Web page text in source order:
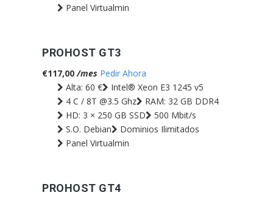
Panel Virtualmin
PROHOST GT3
€117,00/mes Pedir Ahora
Alta: 60 €
Intel® Xeon E3 1245 v5
4 C / 8T @3.5 Ghz
RAM: 32 GB DDR4
HD: 3 × 250 GB SSD
500 Mbit/s
S.O. Debian
Dominios Ilimitados
Panel Virtualmin
PROHOST GT4